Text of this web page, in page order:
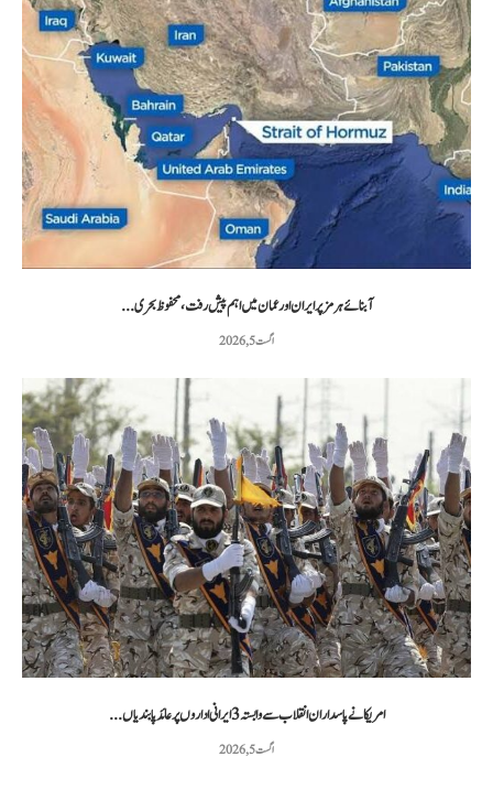
آبنائے ہرمز پر ایران اور عمان میں اہم پیش رفت، محفوظ بحری...
اگست 5, 2026
امریکا نے پاسداران انقلاب سے وابستہ 3 ایرانی اداروں پر عائد پابندیاں...
اگست 5, 2026